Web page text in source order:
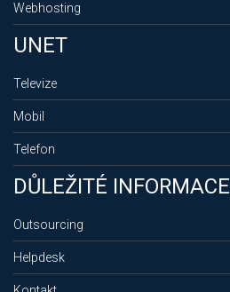
Webhosting
UNET
Televize
Mobil
Telefon
DŮLEŽITÉ INFORMACE
Outsourcing
Helpdesk